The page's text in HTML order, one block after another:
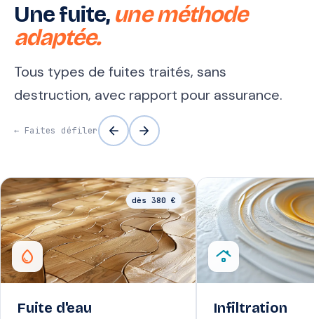
Une fuite, une méthode
adaptée.
Tous types de fuites traités, sans
destruction, avec rapport pour assurance.
← Faites défiler arrow_back arrow_forward
water_drop
dès 380 €
Fuite d'eau
roofing
Infiltration